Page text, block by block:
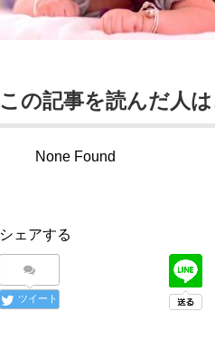
この記事を読んだ人
None Found
シェアする
ツイート